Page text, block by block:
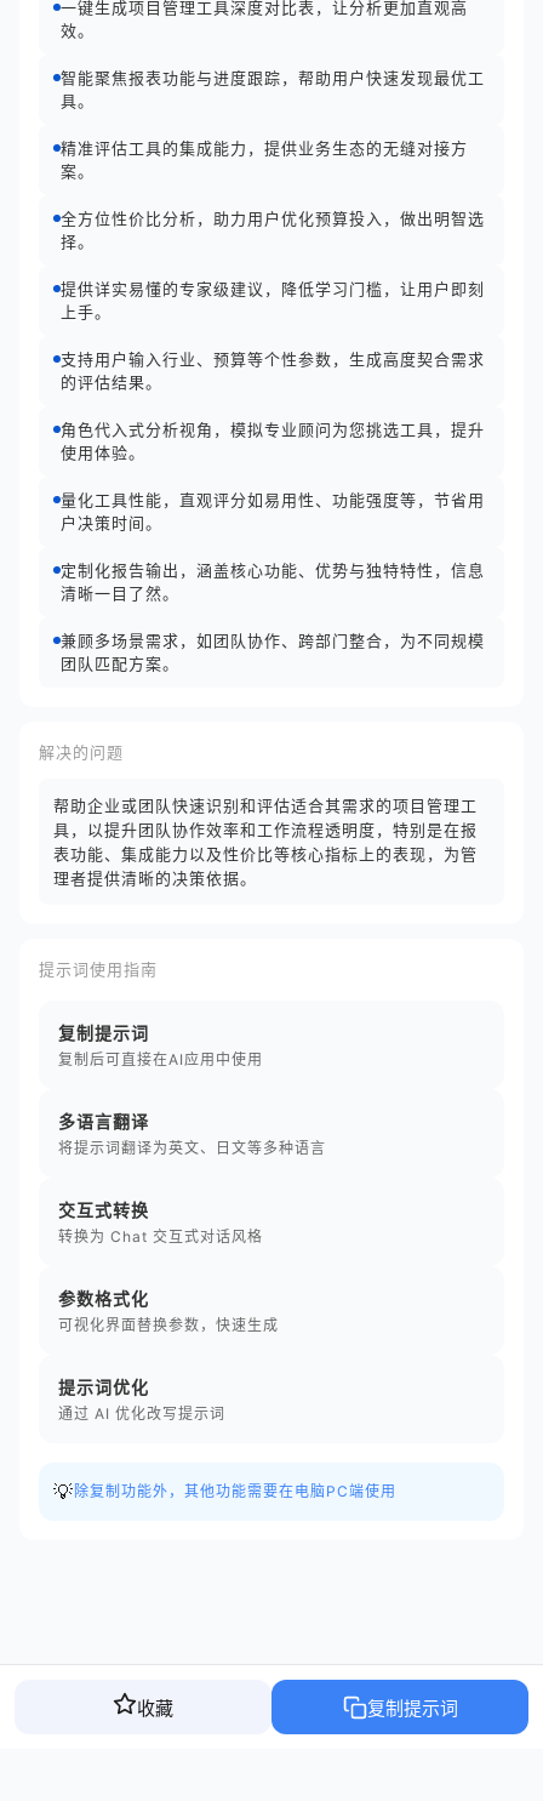
一键生成项目管理工具深度对比表，让分析更加直观高
效。
智能聚焦报表功能与进度跟踪，帮助用户快速发现最优工
具。
精准评估工具的集成能力，提供业务生态的无缝对接方
案。
全方位性价比分析，助力用户优化预算投入，做出明智选
择。
提供详实易懂的专家级建议，降低学习门槛，让用户即刻
上手。
支持用户输入行业、预算等个性参数，生成高度契合需求
的评估结果。
角色代入式分析视角，模拟专业顾问为您挑选工具，提升
使用体验。
量化工具性能，直观评分如易用性、功能强度等，节省用
户决策时间。
定制化报告输出，涵盖核心功能、优势与独特特性，信息
清晰一目了然。
兼顾多场景需求，如团队协作、跨部门整合，为不同规模
团队匹配方案。
解决的问题
帮助企业或团队快速识别和评估适合其需求的项目管理工
具，以提升团队协作效率和工作流程透明度，特别是在报
表功能、集成能力以及性价比等核心指标上的表现，为管
理者提供清晰的决策依据。
提示词使用指南
复制提示词
复制后可直接在AI应用中使用
多语言翻译
将提示词翻译为英文、日文等多种语言
交互式转换
转换为 Chat 交互式对话风格
参数格式化
可视化界面替换参数，快速生成
提示词优化
通过 AI 优化改写提示词
💡 除复制功能外，其他功能需要在电脑PC端使用
收藏 复制提示词